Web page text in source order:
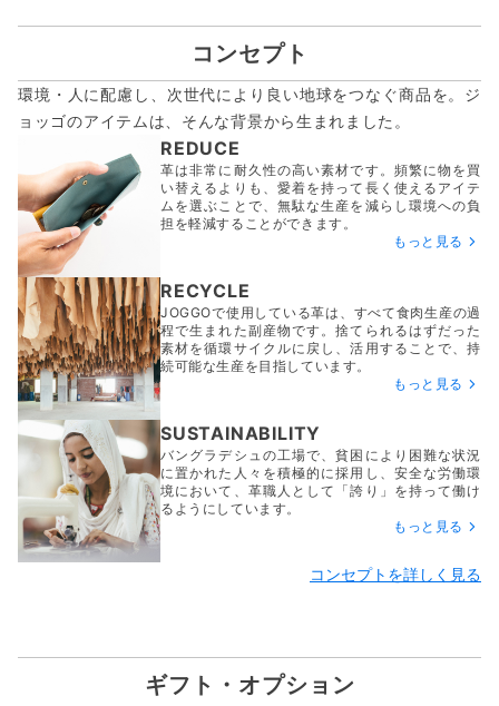
コンセプト
環境・人に配慮し、次世代により良い地球をつなぐ商品を。ジ
ョッゴのアイテムは、 そんな背景から生まれました。
REDUCE
革は非常に耐久性の高い素材です。頻繁に物を買
い替えるよりも、愛着を持って長く使えるアイテ
ムを選ぶことで、無駄な生産を減らし環境への負
担を軽減することができます。
もっと見る
RECYCLE
JOGGOで使用している革は、すべて食肉生産の過
程で生まれた副産物です。捨てられるはずだった
素材を循環サイクルに戻し、活用することで、持
続可能な生産を目指しています。
もっと見る
SUSTAINABILITY
バングラデシュの工場で、貧困により困難な状況
に置かれた人々を積極的に採用し、安全な労働環
境において、革職人として「誇り」を持って働け
るようにしています。
もっと見る
コンセプトを詳しく見る
ギフト・オプション